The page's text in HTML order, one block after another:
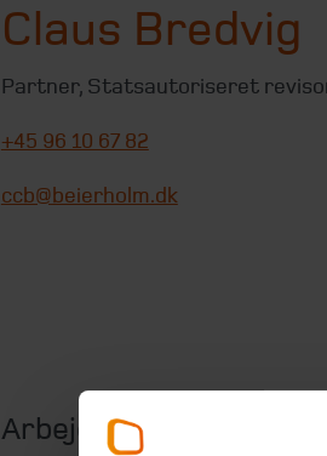
Claus Bredvig
Partner, Statsautoriseret
+45 96 10 67 82
ccb@beierholm.dk
Arbejder her: